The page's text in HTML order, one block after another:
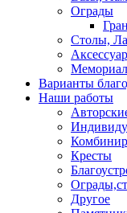
Ограды
Столы,
Варианты
Наши работы
Кресты
Другое